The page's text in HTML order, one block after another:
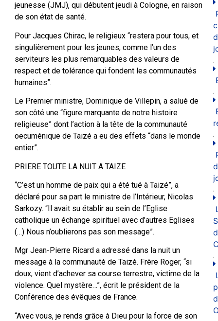
jeunesse (JMJ), qui débutent jeudi à Cologne, en raison
de son état de santé.
Pour Jacques Chirac, le religieux “restera pour tous, et
singulièrement pour les jeunes, comme l’un des
serviteurs les plus remarquables des valeurs de
respect et de tolérance qui fondent les communautés
humaines”.
Le Premier ministre, Dominique de Villepin, a salué de
son côté une “figure marquante de notre histoire
religieuse” dont l’action à la tête de la communauté
oecuménique de Taizé a eu des effets “dans le monde
entier”.
PRIERE TOUTE LA NUIT A TAIZE
“C’est un homme de paix qui a été tué à Taizé”, a
déclaré pour sa part le ministre de l’Intérieur, Nicolas
Sarkozy. “Il avait su établir au sein de l’Eglise
catholique un échange spirituel avec d’autres Eglises
(…) Nous n’oublierons pas son message”.
Mgr Jean-Pierre Ricard a adressé dans la nuit un
message à la communauté de Taizé. Frère Roger, “si
doux, vient d’achever sa course terrestre, victime de la
violence. Quel mystère…”, écrit le président de la
Conférence des évêques de France.
“Avec vous, je rends grâce à Dieu pour la force de son